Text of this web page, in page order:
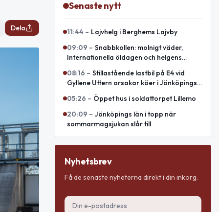
Dela
Senaste nytt
11:44 – Lajvhelg i Berghems Lajvby
09:09 – Snabbkollen: molnigt väder,
Internationella öldagen och helgens
08:16 – Stillastående lastbil på E4 vid
Gyllene Uttern orsakar köer i Jönköpings
05:26 – Öppet hus i soldattorpet Lillemo
20:09 – Jönköpings län i topp när
sommarmagsjukan slår till
Nyhetsbrev
Få de senaste nyheterna direkt i din inkorg.